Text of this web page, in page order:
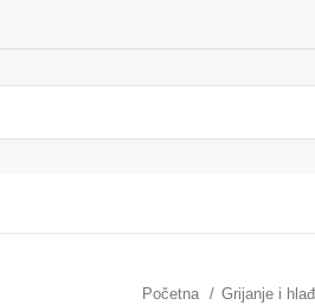
Početna Grijanje i